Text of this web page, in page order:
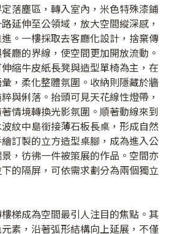
落塵區，轉入室內，米色特殊漆鋪
延伸至公領域，放大空間縱深感，
。一樓採取去客廳化設計，捨棄傳
廳的界線，使空間更加開放流動。
縮牛皮紙長凳與造型單椅為主，在
，柔化整體氛圍。收納則隱藏於牆
與俐落。抬頭可見天花線性燈帶，
情境轉換光影氛圍。順著動線來到
紋中島銜接薄石板長桌，形成自然
訂製的立方造型桌腳，成為進入公
，彷彿一件被策展的作品。空間亦
的隔屏，可依需求劃分為兩個獨立
梯成為空間最引人注目的焦點。其
素，沿著弧形結構向上延展，不僅